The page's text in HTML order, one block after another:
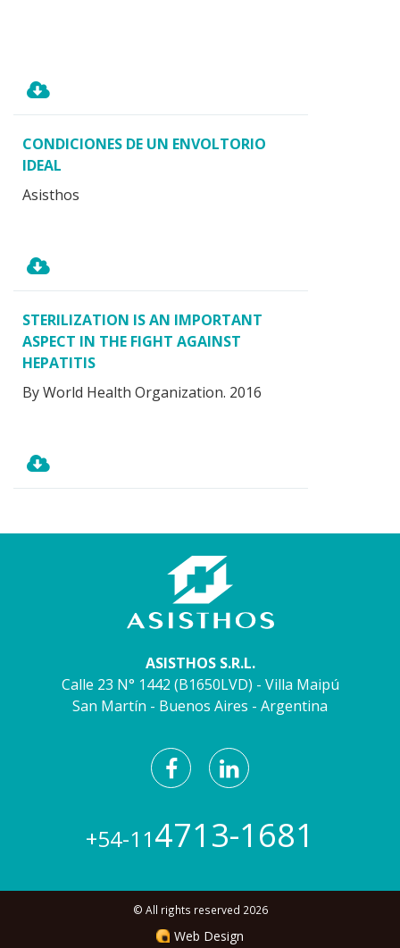
CONDICIONES DE UN ENVOLTORIO
IDEAL
Asisthos
STERILIZATION IS AN IMPORTANT
ASPECT IN THE FIGHT AGAINST
HEPATITIS
By World Health Organization. 2016
ASISTHOS S.R.L.
Calle 23 N° 1442 (B1650LVD) - Villa Maipú
San Martín - Buenos Aires - Argentina
+54-114713-1681
© All rights reserved 2026
Web Design